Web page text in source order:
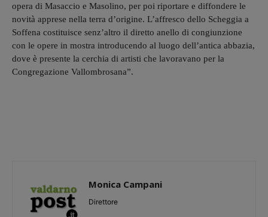
opera di Masaccio e Masolino, per poi riportare e diffondere le
novità apprese nella terra d’origine. L’affresco dello Scheggia a
Soffena costituisce senz’altro il diretto anello di congiunzione
con le opere in mostra introducendo al luogo dell’antica abbazia,
dove è presente la cerchia di artisti che lavoravano per la
Congregazione Vallombrosana”.
Monica Campani
Direttore